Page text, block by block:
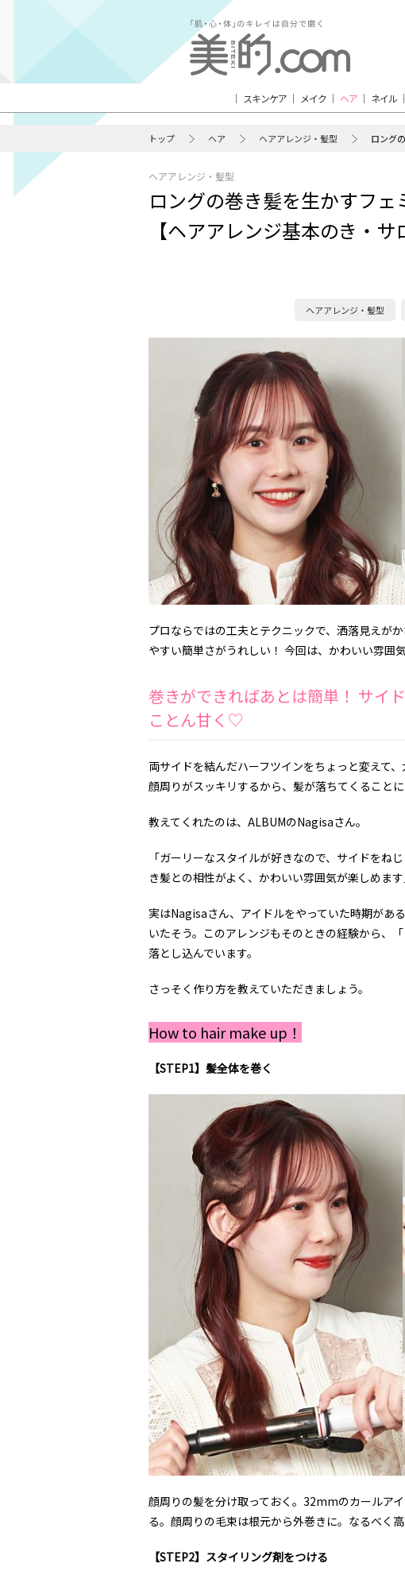
スキンケア メイク ヘア ネイル
トップ ヘア ヘアアレンジ・髪型 ロング
ヘアアレンジ・髪型
ロングの巻き髪を生かすフ
【ヘアアレンジ基本のき・サ
ヘアアレンジ・髪型
プロならではの工夫とテクニックで、洒落見えが
やすい簡単さがうれしい！ 今回は、かわいい雰囲
巻きができればあとは簡単！ サイ
ことん甘く♡
両サイドを結んだハーフツインをちょっと変えて
顔周りがスッキリするから、髪が落ちてくること
教えてくれたのは、ALBUMのNagisaさん。
「ガーリーなスタイルが好きなので、サイドをね
き髪との相性がよく、かわいい雰囲気が楽しめます
実はNagisaさん、アイドルをやっていた時期があ
いたそう。このアレンジもそのときの経験から、
落とし込んでいます。
さっそく作り方を教えていただきましょう。
How to hair make up！
【STEP1】髪全体を巻く
顔周りの髪を分け取っておく。32mmのカールア
る。顔周りの毛束は根元から外巻きに。なるべく
【STEP2】スタイリング剤をつける